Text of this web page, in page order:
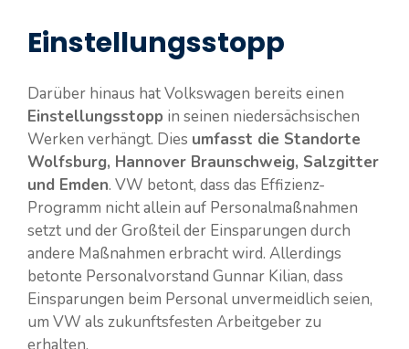
Einstellungsstopp
Darüber hinaus hat Volkswagen bereits einen
Einstellungsstopp in seinen niedersächsischen
Werken verhängt. Dies umfasst die Standorte
Wolfsburg, Hannover Braunschweig, Salzgitter
und Emden. VW betont, dass das Effizienz-
Programm nicht allein auf Personalmaßnahmen
setzt und der Großteil der Einsparungen durch
andere Maßnahmen erbracht wird. Allerdings
betonte Personalvorstand Gunnar Kilian, dass
Einsparungen beim Personal unvermeidlich seien,
um VW als zukunftsfesten Arbeitgeber zu
erhalten​​.